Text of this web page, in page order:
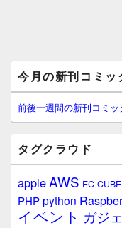
イ
ン
サ
イ
ウ
ィ
ジ
ェ
今月の新刊コミッ
前後一週間の新刊コミッ
タグクラウド
appleAWS EC-CUBE
PHPpython
イベント ガジ